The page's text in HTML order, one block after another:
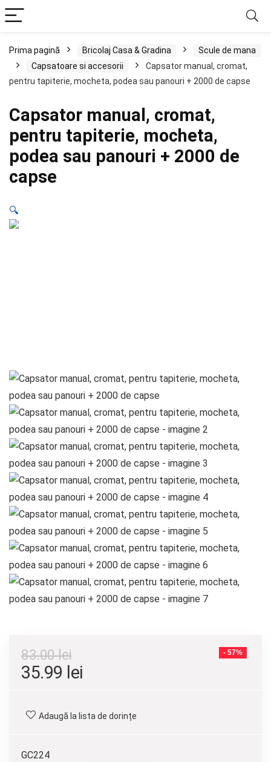
Prima pagină Bricolaj Casa & Gradina
Scule de mana
Capsatoare si accesorii
Capsator manual, cromat,
pentru tapiterie, mocheta, podea sau panouri + 2000 de capse
Capsator manual, cromat,
pentru tapiterie, mocheta,
podea sau panouri + 2000 de
capse
🔍
- 57%
83.00lei
35.99 lei
Adaugă la lista de dorințe
GC224